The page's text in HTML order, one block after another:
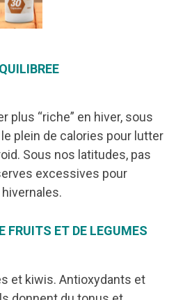
plus “riche” en hiver, sous
plein de calories pour lutter
Sous nos latitudes, pas
excessives pour
FRUITS ET DE LEGUMES
et kiwis. Antioxydants et